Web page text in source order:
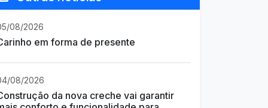
08/2026
em forma de presente
08/2026
da nova creche vai garantir